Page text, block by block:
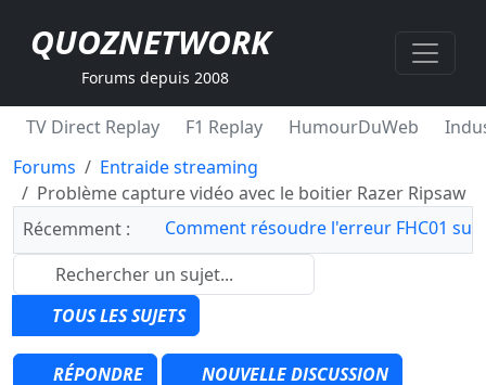
QUOZNETWORK
Forums depuis 2008
TV Direct Replay F1 Replay HumourDuWeb
Forums
Entraide streaming
Problème capture vidéo avec le boitier Razer Ripsaw
Récemment :
Comment résoudre l'erreur FHC01 sur
TOUS LES SUJETS
RÉPONDRE NOUVELLE DISCUSSION